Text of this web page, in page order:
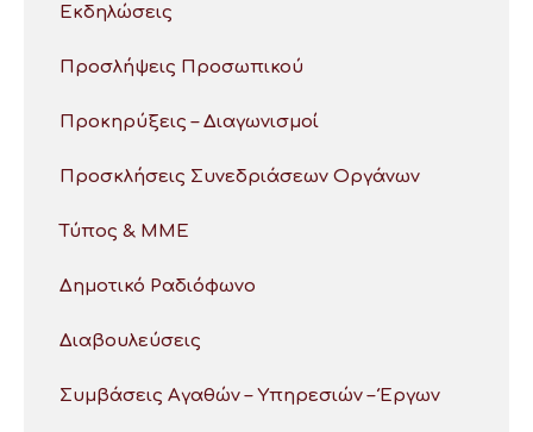
Εκδηλώσεις
Προσλήψεις Προσωπικού
Προκηρύξεις – Διαγωνισμοί
Προσκλήσεις Συνεδριάσεων Οργάνων
Τύπος & ΜΜΕ
Δημοτικό Ραδιόφωνο
Διαβουλεύσεις
Συμβάσεις Αγαθών – Υπηρεσιών – Έργων